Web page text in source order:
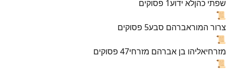
שפתי כהןלא ידוע1 פסוקים
📜
צרור המוראברהם סבע5 פסוקים
📜
מזרחיאליהו בן אברהם מזרחי47 פסוקים
📜